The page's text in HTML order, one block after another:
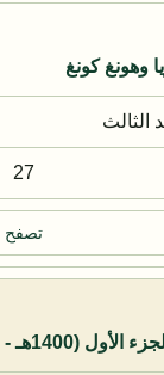
وهونغ كونغ
الثالث
27
تصفح
(1400هـ - 1980م)